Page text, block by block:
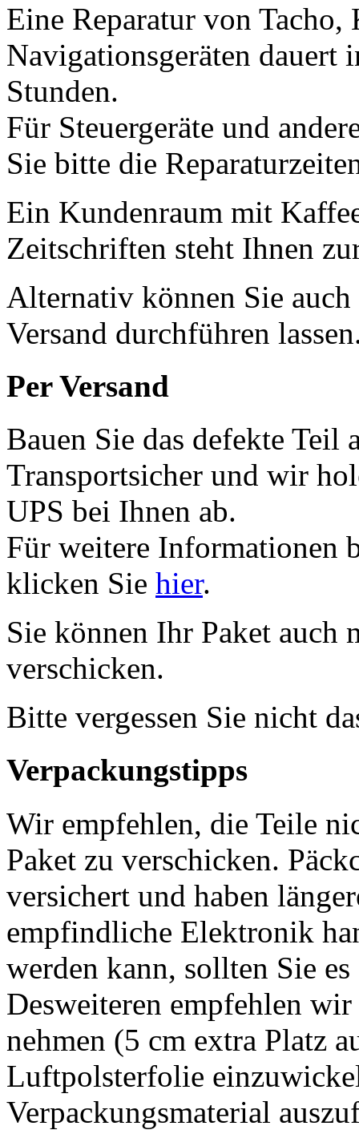
Eine Reparatur von
Navigationsgeräten dauert
Stunden.
Für Steuergeräte und
Sie bitte die
Ein Kundenraum mit
Zeitschriften steht Ihnen
Alternativ können Sie
Versand durchführen
Per Versand
Bauen Sie das defekte Teil
Transportsicher und wir
UPS bei Ihnen ab.
Für weitere Informationen
klicken Sie hier.
Sie können Ihr Paket auch
verschicken.
Bitte vergessen Sie nicht
Verpackungstipps
Wir empfehlen, die Teile
Paket zu verschicken.
versichert und haben
empfindliche Elektronik
werden kann, sollten Sie
Desweiteren empfehlen
nehmen (5 cm extra Platz
Luftpolsterfolie
Verpackungsmaterial